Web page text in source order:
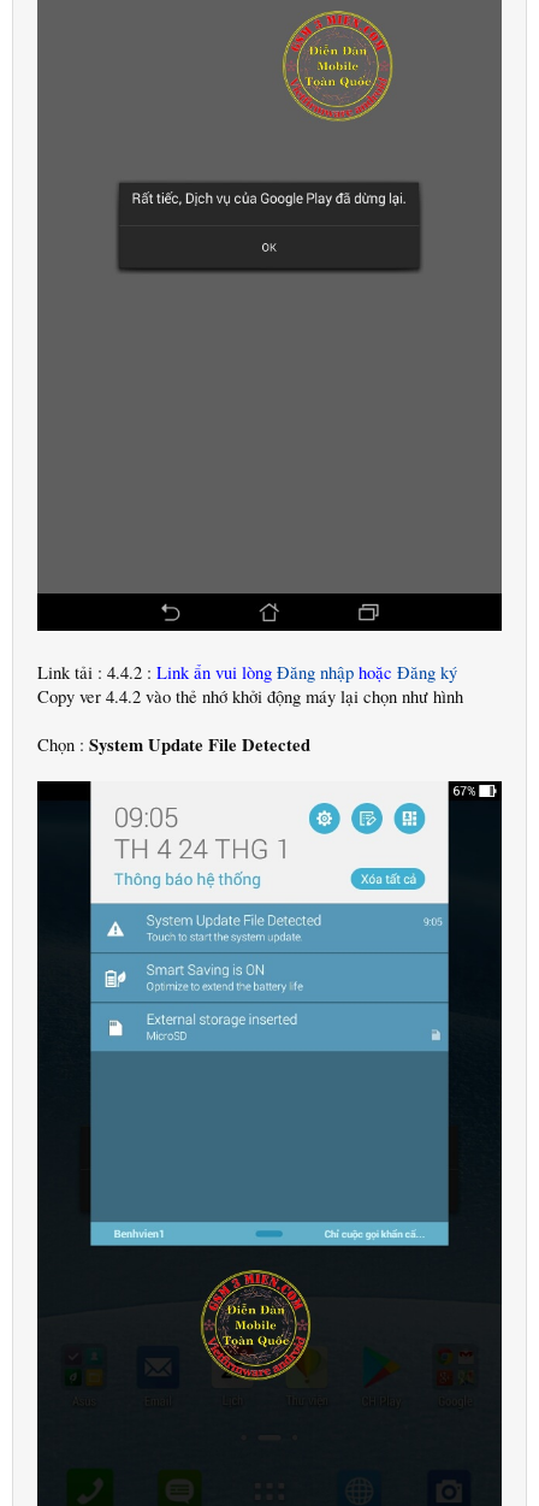
Link tải : 4.4.2 : Link ẩn vui lòng Đăng nhập hoặc Đăng ký
Copy ver 4.4.2 vào thẻ nhớ khởi động máy lại chọn như hình
Chọn : System Update File Detected